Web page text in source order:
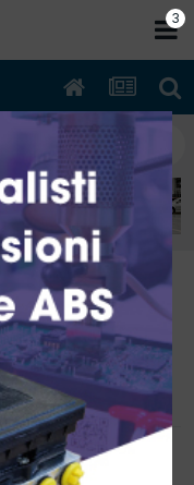
187A1000
anno
la spia e
2